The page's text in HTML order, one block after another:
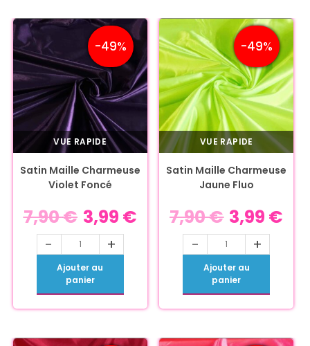
-49%
VUE RAPIDE
Satin Maille Charmeuse
Violet Foncé
7,90€ 3,99 €
- +
Ajouter au
panier
-49%
VUE RAPIDE
Satin Maille Charmeuse
Jaune Fluo
7,90€ 3,99 €
- +
Ajouter au
panier